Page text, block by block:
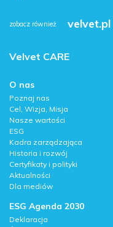
zobacz również velvet.pl
Velvet CARE
O nas
Poznaj nas
Cel, Wizja, Misja
Nasze wartości
ESG
Kadra zarządzająca
Historia i rozwój
Certyfikaty i polityki
Aktualności
Dla mediów
ESG Agenda 2030
Deklaracja